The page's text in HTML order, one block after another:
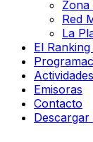
Zona
Red
La
El
Actividades
Emisoras
Contacto
Descargar